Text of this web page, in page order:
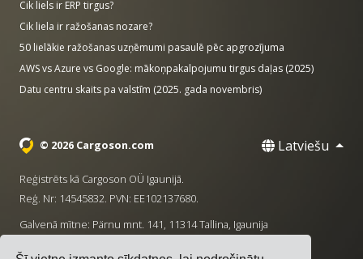
Cik liels ir ERP tirgus?
Cik liela ir ražošanas nozare?
50 lielākie ražošanas uzņēmumi pasaulē pēc apgrozījuma
AWS vs Azure vs Google: mākoņpakalpojumu tirgus daļas (2025)
Datu centru skaits pa valstīm (2025. gada novembris)
© 2026 Cargoson.com Latviešu
Reģistrēts kā Cargoson OÜ Igaunijā.
Reģ. Nr: 14545832. PVN: EE102137680.
Galvenā mītne: Pärnu mnt. 141, 11314 Tallina, Igaunija
+372 5555 0028